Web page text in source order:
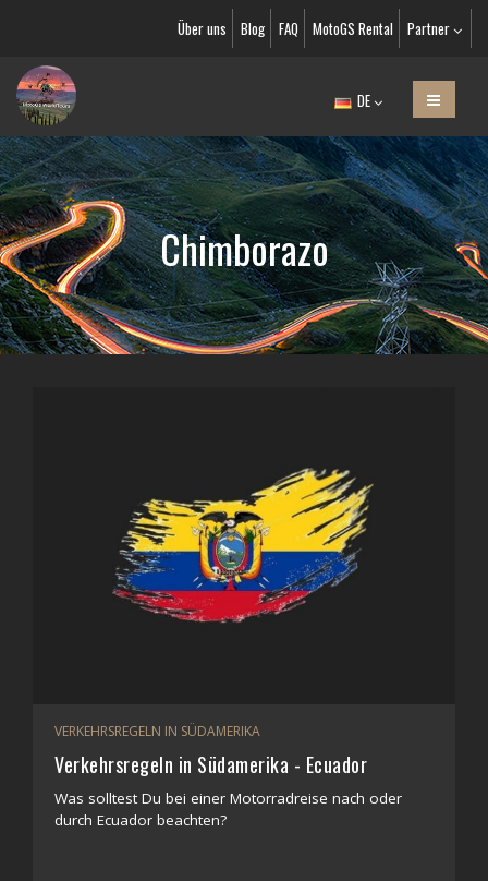
Über uns Blog FAQ MotoGS Rental Partner
DE
Chimborazo
VERKEHRSREGELN IN SÜDAMERIKA
Verkehrsregeln in Südamerika - Ecuador
Was solltest Du bei einer Motorradreise nach oder
durch Ecuador beachten?